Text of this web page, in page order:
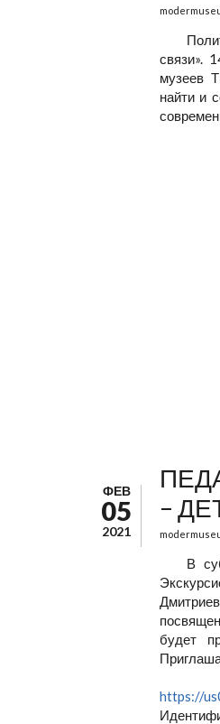
связи».
музеев
найти и
ФЕВ
05
2021
–
В
будет
https://